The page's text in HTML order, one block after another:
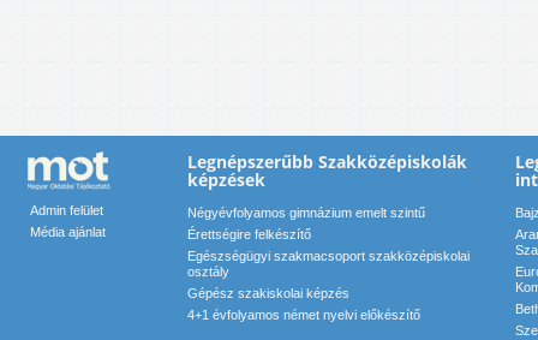
Admin felület
Média ajánlat
Legnépszerűbb Szakközépiskolák
képzések
Négyévfolyamos gimnázium emelt szintű
Érettségire felkészítő
Egészségügyi szakmacsoport szakközépiskolai
osztály
Gépész szakiskolai képzés
4+1 évfolyamos német nyelvi előkészítő